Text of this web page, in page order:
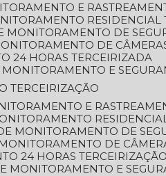
E
MONITORAMENTO DE
DE
24 HORAS TERCEIRIZADA
MONITORAMENTO E
TERCEIRIZAÇÃO
E
DE MONITORAMENTO DE
MONITORAMENTO DE
24 HORAS TERCEIRIZAÇÃO
MONITORAMENTO E